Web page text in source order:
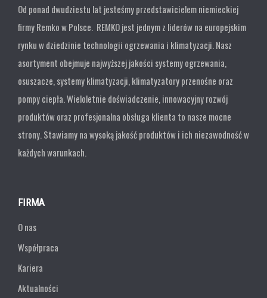
Od ponad dwudziestu lat jesteśmy przedstawicielem niemieckiej
firmy Remko w Polsce. REMKO jest jednym z liderów na europejskim
rynku w dziedzinie technologii ogrzewania i klimatyzacji. Nasz
asortyment obejmuje najwyższej jakości systemy ogrzewania,
osuszacze, systemy klimatyzacji, klimatyzatory przenośne oraz
pompy ciepła. Wieloletnie doświadczenie, innowacyjny rozwój
produktów oraz profesjonalna obsługa klienta to nasze mocne
strony. Stawiamy na wysoką jakość produktów i ich niezawodność w
każdych warunkach.
FIRMA
O nas
Współpraca
Kariera
Aktualności